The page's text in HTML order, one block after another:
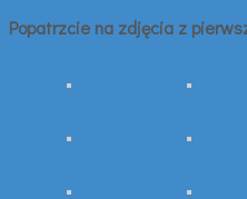
Popatrzcie na zdjęcia z